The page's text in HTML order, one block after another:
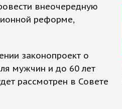
внеочередную
реформе,
законопроект о
мужчин и до 60 лет
рассмотрен в Совете